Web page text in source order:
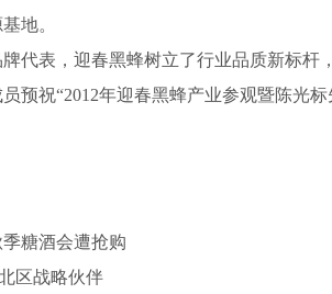
地。
表，迎春黑蜂树立了行业品质新标杆
预祝“2012年迎春黑蜂产业参观暨陈光
糖酒会遭抢购
区战略伙伴